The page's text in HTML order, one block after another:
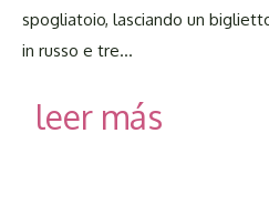
spogliatoio, lasciando un
in russo e tre…
leer más